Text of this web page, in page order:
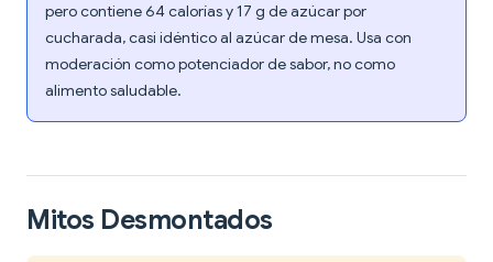
pero contiene 64 calorías y 17 g de azúcar por
cucharada, casi idéntico al azúcar de mesa. Usa con
moderación como potenciador de sabor, no como
alimento saludable.
Mitos Desmontados